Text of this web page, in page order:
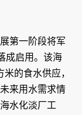
第一阶段将军
成启用。该海
的食水供应，
来用水需求情
水化淡厂工